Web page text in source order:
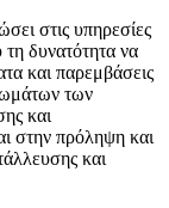
στις υπηρεσίες
τη δυνατότητα να
και παρεμβάσεις
των
και
στην πρόληψη και
και